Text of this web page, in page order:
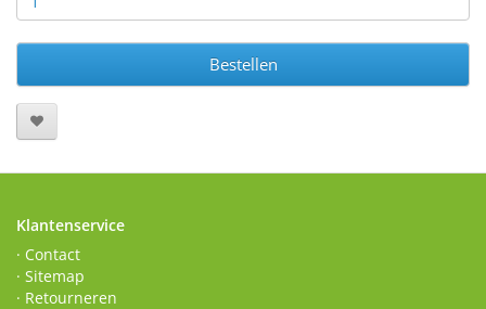
Bestellen
Klantenservice
· Contact
· Sitemap
· Retourneren